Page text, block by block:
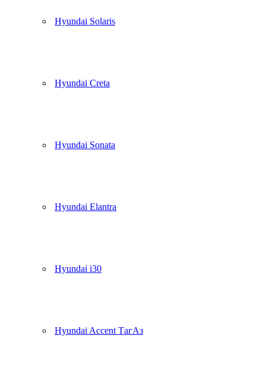
Hyundai Solaris
Hyundai Creta
Hyundai Sonata
Hyundai Elantra
Hyundai i30
Hyundai Accent ТагАз